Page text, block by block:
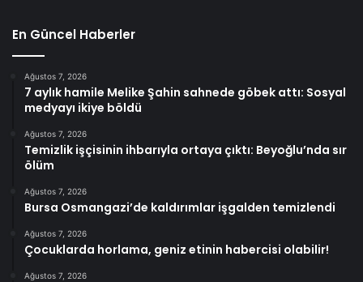
En Güncel Haberler
Ağustos 7, 2026
7 aylık hamile Melike Şahin sahnede göbek attı: Sosyal
medyayı ikiye böldü
Ağustos 7, 2026
Temizlik işçisinin ihbarıyla ortaya çıktı: Beyoğlu’nda sır
ölüm
Ağustos 7, 2026
Bursa Osmangazi’de kaldırımlar işgalden temizlendi
Ağustos 7, 2026
Çocuklarda horlama, geniz etinin habercisi olabilir!
Ağustos 7, 2026